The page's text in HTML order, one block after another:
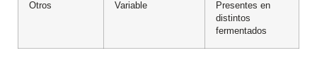
Otros Variable
Presentes en
distintos
fermentados